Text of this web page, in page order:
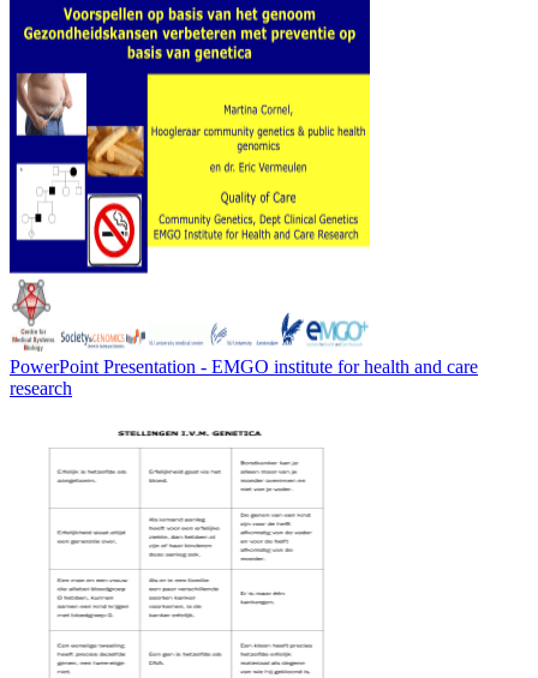
PowerPoint Presentation - EMGO institute for health and care
research